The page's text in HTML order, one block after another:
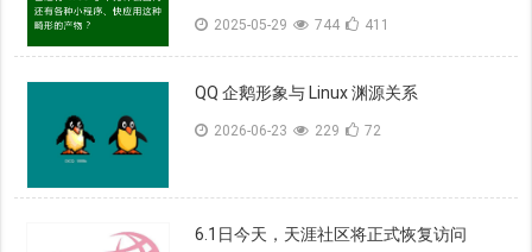
2025-05-29 744 411
QQ 企鹅形象与 Linux 渊源关系
2026-06-23 229 72
6.1日今天，天涯社区将正式恢复访问